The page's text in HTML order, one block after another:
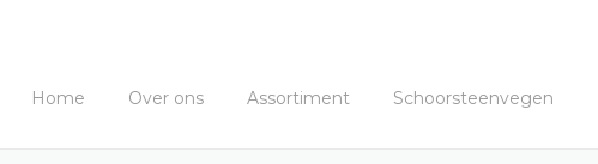
Home Over ons Assortiment Schoorsteenvegen